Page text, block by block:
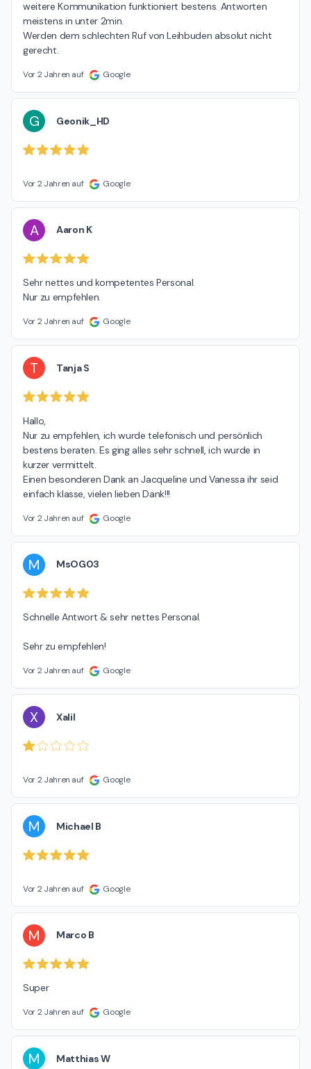
weitere Kommunikation funktioniert bestens. Antworten
meistens in unter 2min.
Werden dem schlechten Ruf von Leihbuden absolut nicht
gerecht.
Vor 2 Jahren auf Google
G Geonik_HD
Vor 2 Jahren auf Google
A Aaron K
Sehr nettes und kompetentes Personal.
Nur zu empfehlen.
Vor 2 Jahren auf Google
T Tanja S
Hallo,
Nur zu empfehlen, ich wurde telefonisch und persönlich
bestens beraten. Es ging alles sehr schnell, ich wurde in
kurzer vermittelt.
Einen besonderen Dank an Jacqueline und Vanessa ihr seid
einfach klasse, vielen lieben Dank!!!
Vor 2 Jahren auf Google
M MsOG03
Schnelle Antwort & sehr nettes Personal.
Sehr zu empfehlen!
Vor 2 Jahren auf Google
X Xalil
Vor 2 Jahren auf Google
M Michael B
Vor 2 Jahren auf Google
M Marco B
Super
Vor 2 Jahren auf Google
M Matthias W